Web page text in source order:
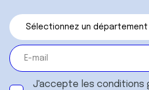
J'accepte les conditions